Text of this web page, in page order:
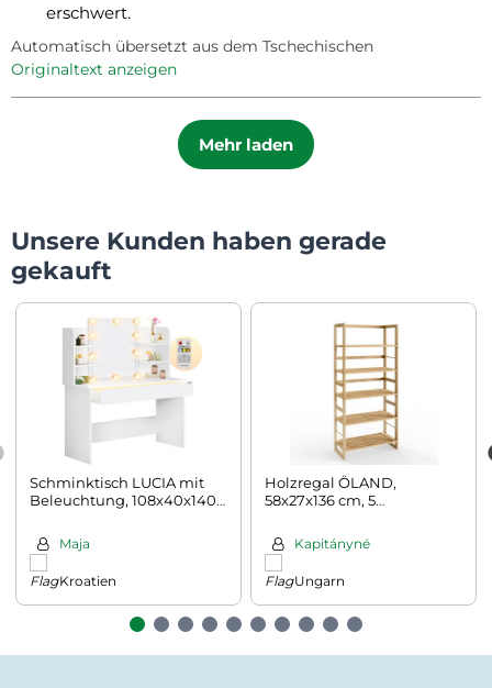
erschwert.
Automatisch übersetzt aus dem Tschechischen
Originaltext anzeigen
Mehr laden
Unsere Kunden haben gerade
gekauft
Schminktisch LUCIA mit
Beleuchtung, 108x40x140
Maja
Kroatien
Holzregal ÖLAND,
58x27x136 cm, 5
Kapitányné
Ungarn